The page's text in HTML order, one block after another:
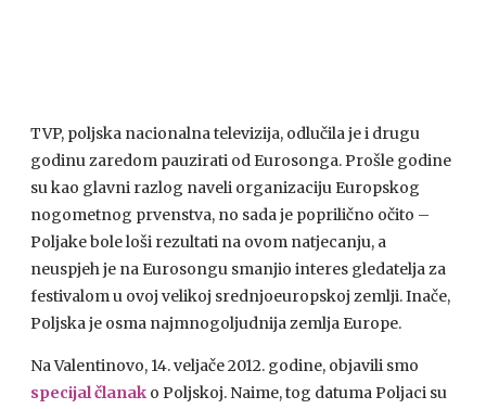
TVP, poljska nacionalna televizija, odlučila je i drugu
godinu zaredom pauzirati od Eurosonga. Prošle godine
su kao glavni razlog naveli organizaciju Europskog
nogometnog prvenstva, no sada je poprilično očito –
Poljake bole loši rezultati na ovom natjecanju, a
neuspjeh je na Eurosongu smanjio interes gledatelja za
festivalom u ovoj velikoj srednjoeuropskoj zemlji. Inače,
Poljska je osma najmnogoljudnija zemlja Europe.
Na Valentinovo, 14. veljače 2012. godine, objavili smo
specijal članak o Poljskoj. Naime, tog datuma Poljaci su